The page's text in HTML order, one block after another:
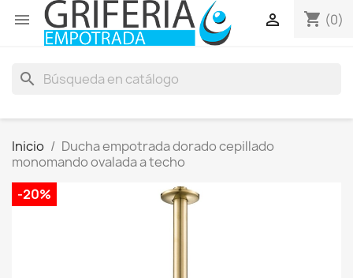
 shopping_cart (0)

search
Inicio
Ducha empotrada dorado cepillado
monomando ovalada a techo
-20%